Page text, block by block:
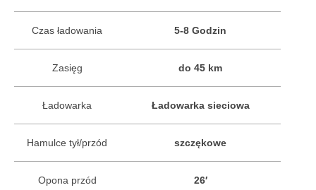
Czas ładowania 5-8 Godzin
Zasięg do 45 km
Ładowarka Ładowarka sieciowa
Hamulce tył/przód szczękowe
Opona przód 26′